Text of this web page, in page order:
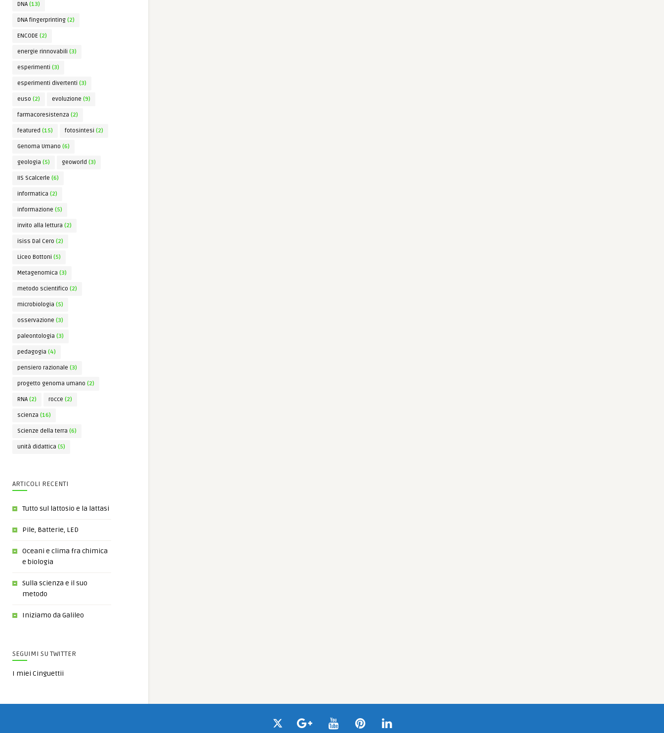
DNA (13)
DNA fingerprinting (2)
ENCODE (2)
energie rinnovabili (3)
esperimenti (3)
esperimenti divertenti (3)
euso (2) evoluzione (9)
farmacoresistenza (2)
featured (15) fotosintesi (2)
Genoma Umano (6)
geologia (5) geoworld (3)
IIS Scalcerle (6)
informatica (2)
informazione (5)
invito alla lettura (2)
isiss Dal Cero (2)
Liceo Bottoni (5)
Metagenomica (3)
metodo scientifico (2)
microbiologia (5)
osservazione (3)
paleontologia (3)
pedagogia (4)
pensiero razionale (3)
progetto genoma umano (2)
RNA (2) rocce (2)
scienza (16)
Scienze della terra (6)
unità didattica (5)
ARTICOLI RECENTI
Tutto sul lattosio e la lattasi
Pile, Batterie, LED
Oceani e clima fra chimica
e biologia
Sulla scienza e il suo
metodo
Iniziamo da Galileo
SEGUIMI SU TWITTER
I miei Cinguettii